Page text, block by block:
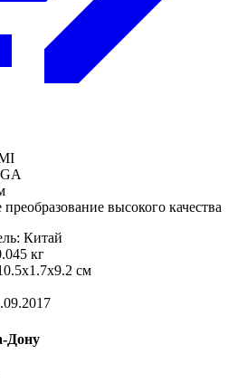
высокого качества
Китай
кг
см
Дону